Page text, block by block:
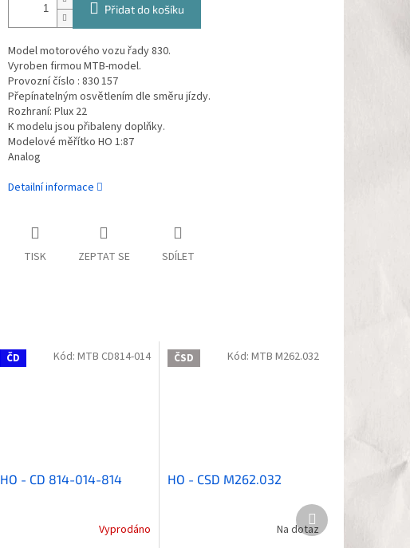
Přidat do košíku
Model motorového vozu řady 830.
Vyroben firmou MTB-model.
Provozní číslo : 830 157
Přepínatelným osvětlením dle směru jízdy.
Rozhraní: Plux 22
K modelu jsou přibaleny doplňky.
Modelové měřítko HO 1:87
Analog
Detailní informace
TISK ZEPTAT SE SDÍLET
ČD
HO - CD 814-014-814
Vyprodáno
Kód:MTB CD814-014 ČSD
HO - CSD M262.032
Na dotaz
Kód: MTB M262.032
Další
produkt